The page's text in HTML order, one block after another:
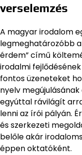
verselemzés
A magyar irodalom
legmeghatározóbb
érdem” című
irodalmi
fontos üzeneteket
nyelv
egyúttal rávilágít
lenni az írói pályán.
és szerkezeti
belőle akár
éppen oktatóként.